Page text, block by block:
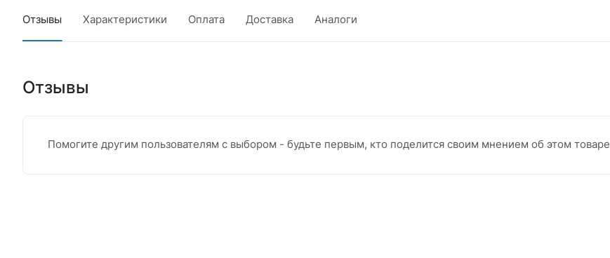
Отзывы Характеристики Оплата Доставка Аналоги
Отзывы
Помогите другим пользователям с выбором - будьте первым, кто поделится своим мнением об этом товаре